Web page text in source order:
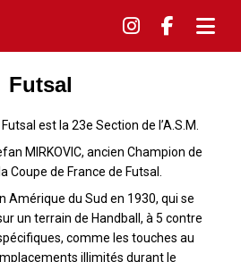
Futsal
est la 23e Section de l’A.S.M.
MIRKOVIC, ancien Champion de
Coupe de France de Futsal.
Amérique du Sud en 1930, qui se
un terrain de Handball, à 5 contre
comme les touches au
illimités durant le